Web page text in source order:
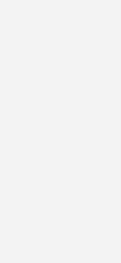
des
bewerkstelligen ließ, bedeutete
einen beträchtlichen
zuerst einfarbig mit dem
9010) beschichtet, dann
die Außenseiten in Basaltgrau
einzuhalten: Die Fenster
an das Holzbauunternehmen
Wandelemente
auf die Baustelle geliefert
in Konstanz am Bodensee, hat der
ein nicht minder anspruchsvolles
Resort, eine einzigartige Symbiose
– und ein Holzbau mit
Ein zentrales Element im
großzügigen Glaselemente, die in